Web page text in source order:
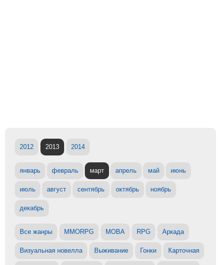
2012 2013 2014
январь февраль март апрель май июнь
июль август сентябрь октябрь ноябрь
декабрь
Все жанры MMORPG MOBA RPG Аркада
Визуальная новелла Выживание Гонки Карточная